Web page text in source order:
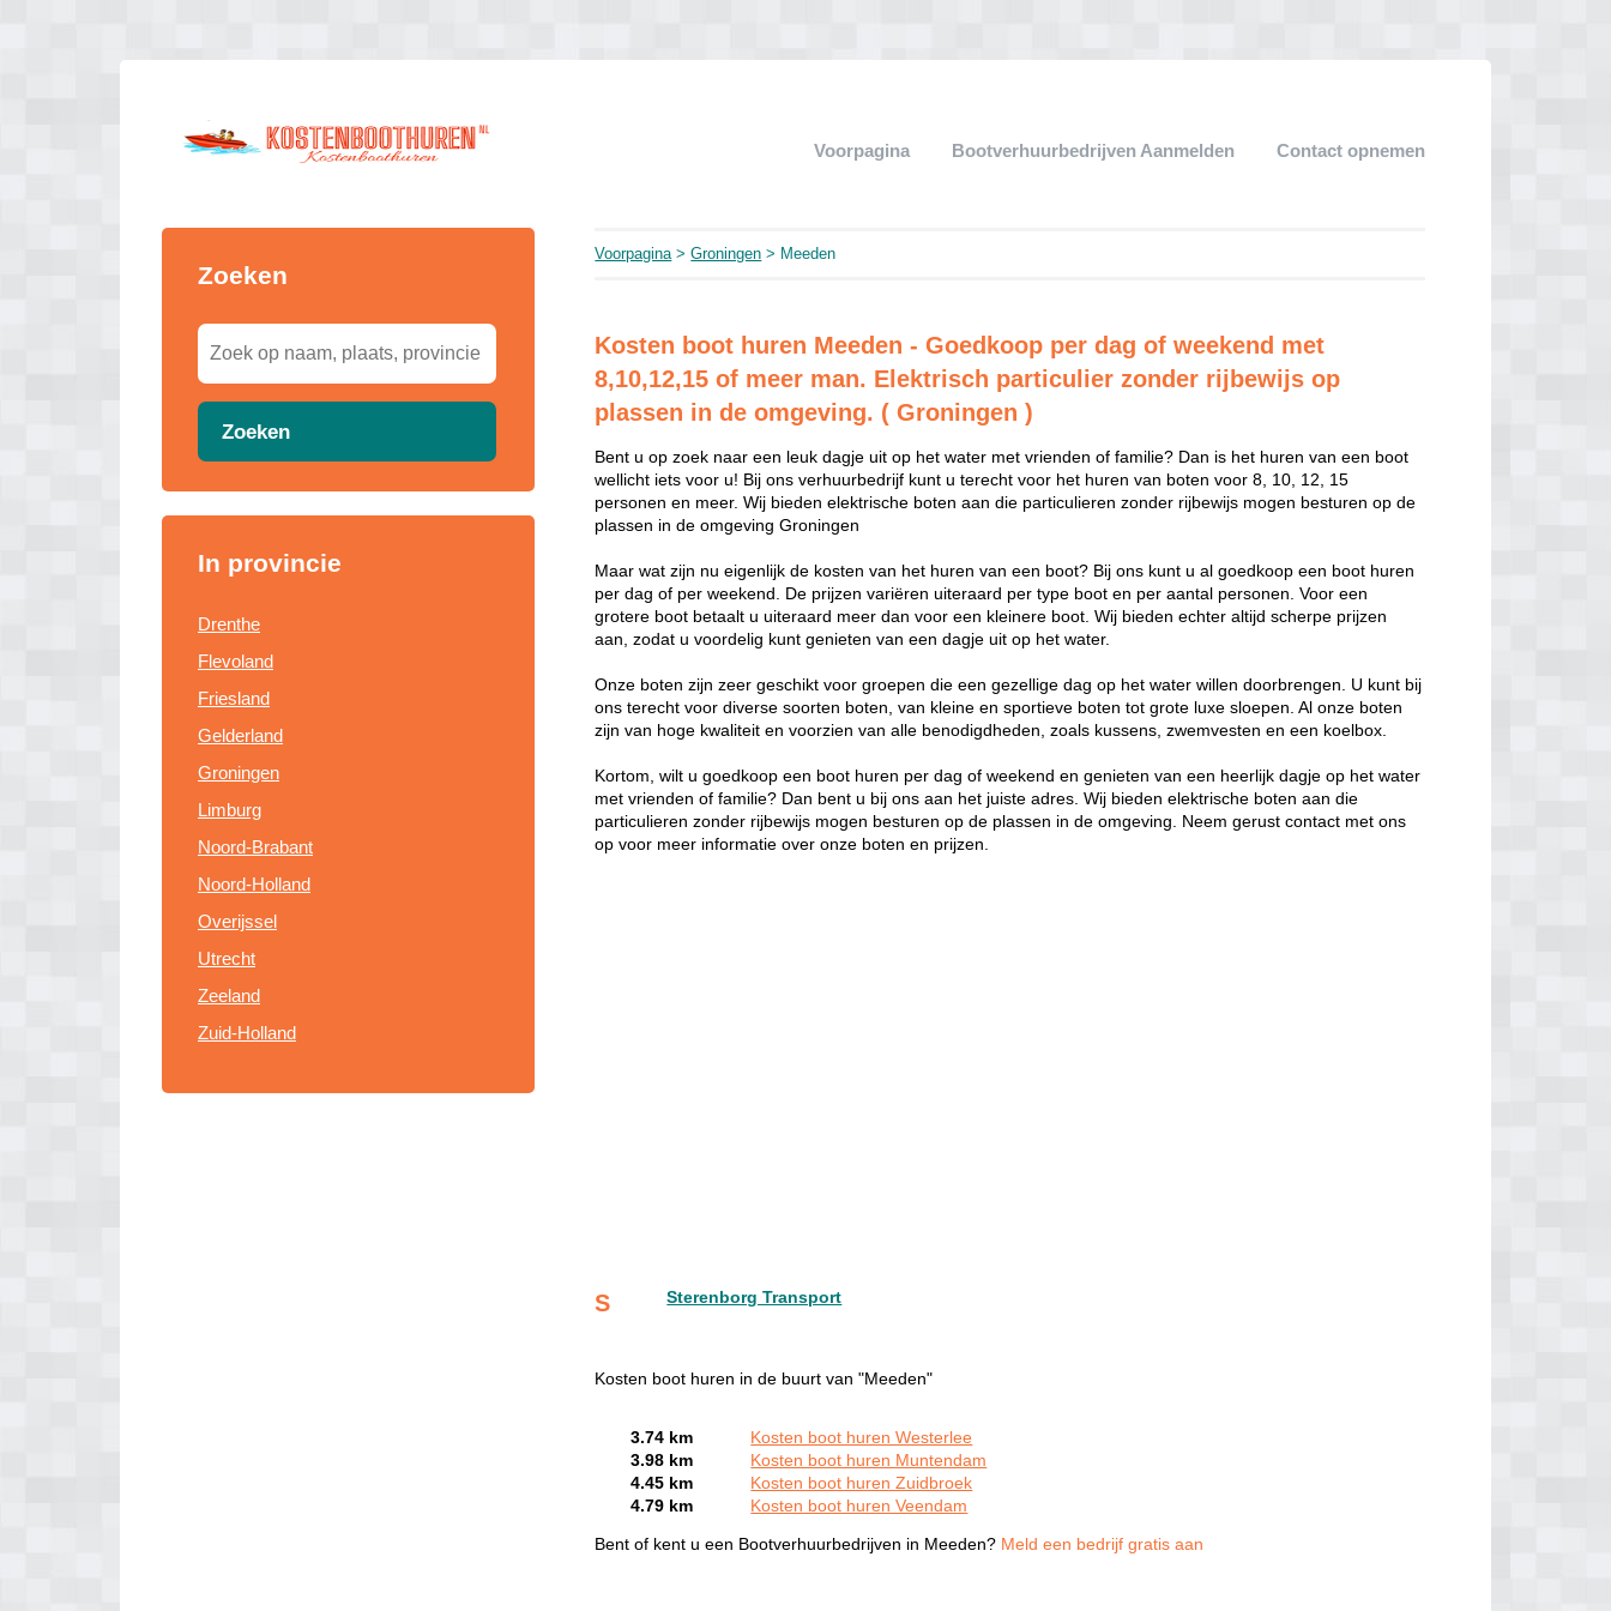
Voorpagina Bootverhuurbedrijven Aanmelden Contact opnemen
Zoeken
Zoeken
In provincie
Drenthe
Flevoland
Friesland
Gelderland
Groningen
Limburg
Noord-Brabant
Noord-Holland
Overijssel
Utrecht
Zeeland
Zuid-Holland
Voorpagina>Groningen > Meeden
Kosten boot huren Meeden - Goedkoop per dag of weekend met
8,10,12,15 of meer man. Elektrisch particulier zonder rijbewijs op
plassen in de omgeving. ( Groningen )
Bent u op zoek naar een leuk dagje uit op het water met vrienden of familie? Dan is het huren van een boot
wellicht iets voor u! Bij ons verhuurbedrijf kunt u terecht voor het huren van boten voor 8, 10, 12, 15
personen en meer. Wij bieden elektrische boten aan die particulieren zonder rijbewijs mogen besturen op de
plassen in de omgeving Groningen
Maar wat zijn nu eigenlijk de kosten van het huren van een boot? Bij ons kunt u al goedkoop een boot huren
per dag of per weekend. De prijzen variëren uiteraard per type boot en per aantal personen. Voor een
grotere boot betaalt u uiteraard meer dan voor een kleinere boot. Wij bieden echter altijd scherpe prijzen
aan, zodat u voordelig kunt genieten van een dagje uit op het water.
Onze boten zijn zeer geschikt voor groepen die een gezellige dag op het water willen doorbrengen. U kunt bij
ons terecht voor diverse soorten boten, van kleine en sportieve boten tot grote luxe sloepen. Al onze boten
zijn van hoge kwaliteit en voorzien van alle benodigdheden, zoals kussens, zwemvesten en een koelbox.
Kortom, wilt u goedkoop een boot huren per dag of weekend en genieten van een heerlijk dagje op het water
met vrienden of familie? Dan bent u bij ons aan het juiste adres. Wij bieden elektrische boten aan die
particulieren zonder rijbewijs mogen besturen op de plassen in de omgeving. Neem gerust contact met ons
op voor meer informatie over onze boten en prijzen.
S Sterenborg Transport
Kosten boot huren in de buurt van "Meeden"
3.74 km
Kosten boot huren Westerlee
3.98 km
Kosten boot huren Muntendam
4.45 km
Kosten boot huren Zuidbroek
4.79 km
Kosten boot huren Veendam
Bent of kent u een Bootverhuurbedrijven in Meeden? Meld een bedrijf gratis aan